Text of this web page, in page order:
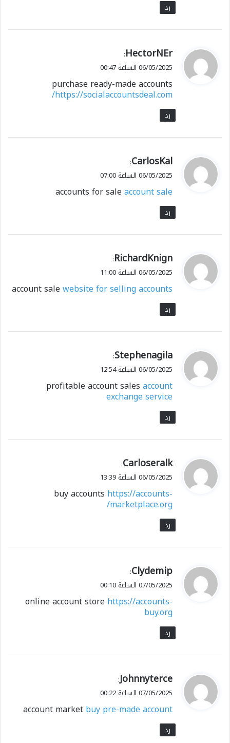
رد
ي
ق
ل
HectorNEr
:
06/05/2025 الساعة 00:47
purchase ready-made accounts
https://socialaccountsdeal.com/
رد
ي
ق
ل
CarlosKal
:
06/05/2025 الساعة 07:00
accounts for saleaccount sale
رد
ي
ق
ل
RichardKnign
:
06/05/2025 الساعة 11:00
account salewebsite for selling accounts
رد
ي
ق
ل
Stephenagila
:
06/05/2025 الساعة 12:54
profitable account salesaccount
exchange service
رد
ي
ق
ل
Carloseralk
:
06/05/2025 الساعة 13:39
buy accounts https://accounts-
marketplace.org/
رد
ي
ق
ل
Clydemip
:
07/05/2025 الساعة 00:10
online account storehttps://accounts-
buy.org
رد
ي
ق
ل
Johnnyterce
:
07/05/2025 الساعة 00:22
account marketbuy pre-made account
رد